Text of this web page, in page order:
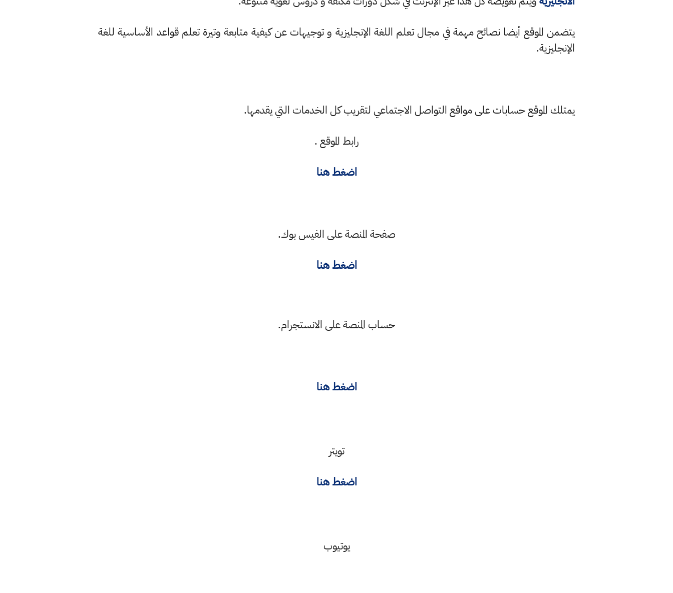
يتضمن الموقع أيضا نصائح مهمة في مجال تعلم اللغة الإنجليزية و توجيهات عن كيفية متابعة وتيرة تعلم قواعد الأساسية للغة
الإنجليزية.
يمتلك الموقع حسابات على مواقع التواصل الاجتماعي لتقريب كل الخدمات التي يقدمها.
رابط الموقع.
اضغط هنا
صفحة المنصة على الفيس بوك.
اضغط هنا
حساب المنصة على الانستجرام.
اضغط هنا
تويتر
اضغط هنا
يوتيوب